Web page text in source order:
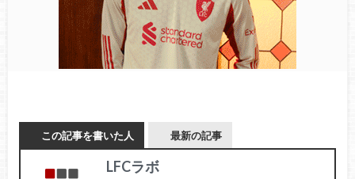
この記事を書いた人 最新の記事
LFCラボ